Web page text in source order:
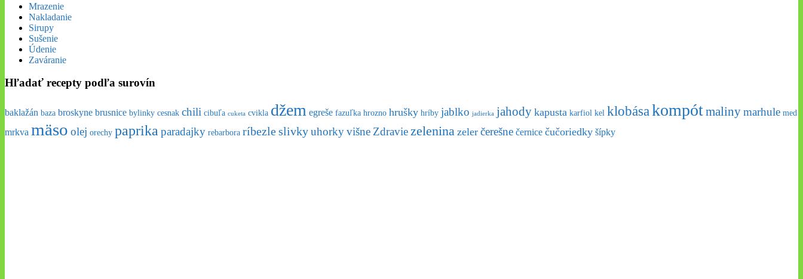
Mrazenie
Nakladanie
Sirupy
Sušenie
Údenie
Zaváranie
Hľadať recepty podľa surovín
baklažán baza broskyne brusnice bylinky cesnak chili cibuľa cuketa cvikla džem egreše fazuľka hrozno hrušky hríby jablko jadierka jahody kapusta karfiol kel klobásakompótmalinymarhule med
mrkva mäso olej orechy paprika paradajky rebarbora ríbezleslivkyuhorkyvišne Zdravie zelenina zeler čerešne černice čučoriedky šípky